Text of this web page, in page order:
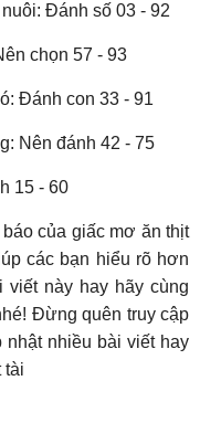
Đánh số 03 - 92
chọn 57 - 93
Đánh con 33 - 91
Nên đánh 42 - 75
15 - 60
của giấc mơ ăn thịt
các bạn hiểu rõ hơn
viết này hay hãy cùng
Đừng quên truy cập
nhật nhiều bài viết hay
tài